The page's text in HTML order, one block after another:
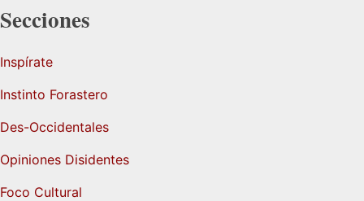
Secciones
Inspírate
Instinto Forastero
Des-Occidentales
Opiniones Disidentes
Foco Cultural